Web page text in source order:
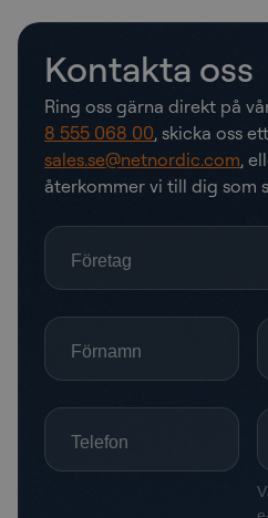
Kontakta oss
Ring oss gärna direkt på
8 555 068 00, skicka oss
sales.se@netnordic.com,
återkommer vi till dig som